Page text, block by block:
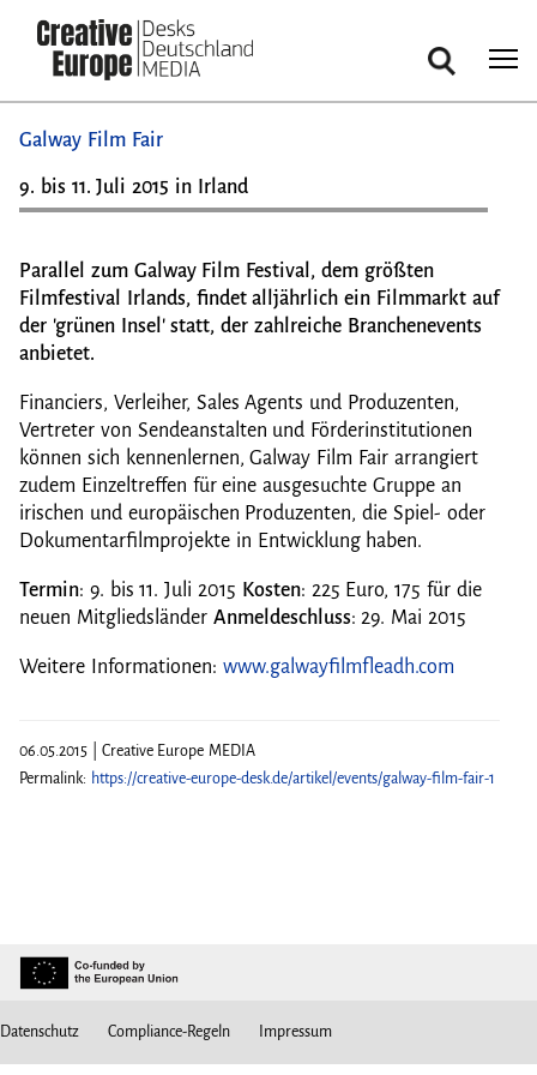
zum
Inhalt
Suche
Galway Film Fair
9. bis 11. Juli 2015 in Irland
Parallel zum Galway Film Festival, dem größten
Filmfestival Irlands, findet alljährlich ein Filmmarkt auf
der 'grünen Insel' statt, der zahlreiche Branchenevents
anbietet.
Financiers, Verleiher, Sales Agents und Produzenten,
Vertreter von Sendeanstalten und Förderinstitutionen
können sich kennenlernen, Galway Film Fair arrangiert
zudem Einzeltreffen für eine ausgesuchte Gruppe an
irischen und europäischen Produzenten, die Spiel- oder
Dokumentarfilmprojekte in Entwicklung haben.
Termin: 9. bis 11. Juli 2015 Kosten: 225 Euro, 175 für die
neuen Mitgliedsländer Anmeldeschluss: 29. Mai 2015
Weitere Informationen: www.galwayfilmfleadh.com
06.05.2015 | Creative Europe MEDIA
Permalink: https://creative-europe-desk.de/artikel/events/galway-film-fair-1
Datenschutz Compliance-Regeln Impressum